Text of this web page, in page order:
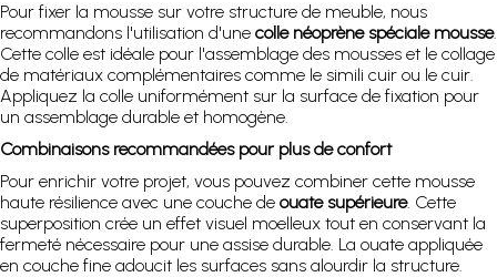
Pour fixer la mousse sur votre structure de meuble, nous
recommandons l'utilisation d'une colle néoprène spéciale mousse.
Cette colle est idéale pour l'assemblage des mousses et le collage
de matériaux complémentaires comme le simili cuir ou le cuir.
Appliquez la colle uniformément sur la surface de fixation pour
un assemblage durable et homogène.
Combinaisons recommandées pour plus de confort
Pour enrichir votre projet, vous pouvez combiner cette mousse
haute résilience avec une couche de ouate supérieure. Cette
superposition crée un effet visuel moelleux tout en conservant la
fermeté nécessaire pour une assise durable. La ouate appliquée
en couche fine adoucit les surfaces sans alourdir la structure.